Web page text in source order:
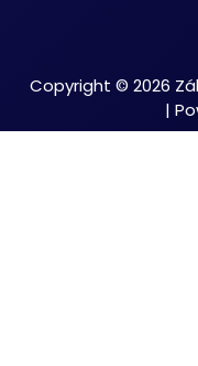
Copyright © 2026
|